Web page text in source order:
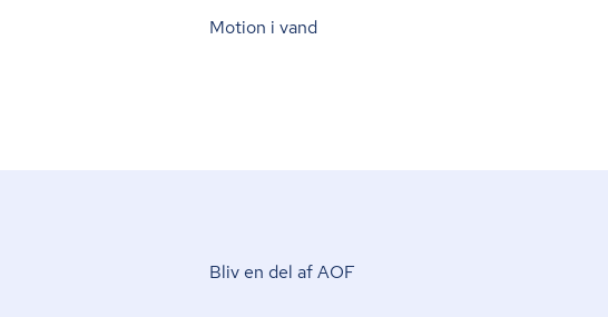
Motion i vand
Bliv en del af AOF